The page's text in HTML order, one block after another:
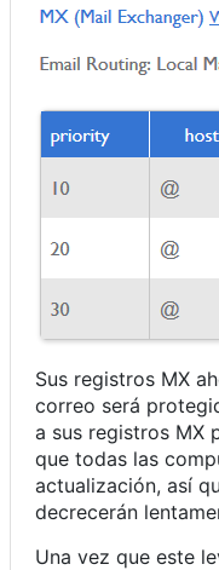
Sus registros MX
correo será
a sus registros MX
que todas las
actualización, así
decrecerán
Una vez que este